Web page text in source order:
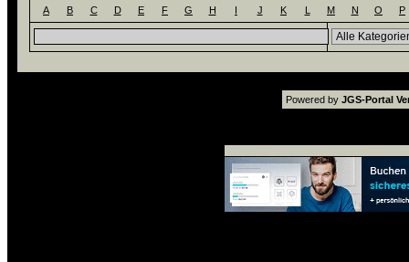
A
B C D E F G H I J K L M N O P
Powered by JGS-Portal